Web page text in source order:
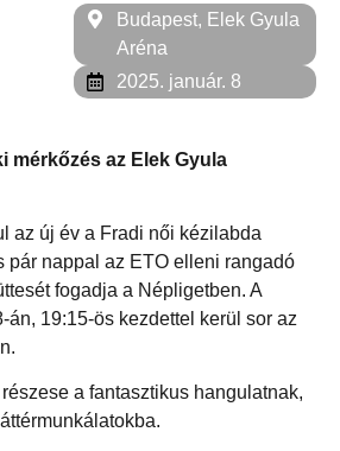
Budapest, Elek Gyula
Aréna
2025. január. 8
mérkőzés az Elek Gyula
az új év a Fradi női kézilabda
pár nappal az ETO elleni rangadó
fogadja a Népligetben. A
án, 19:15-ös kezdettel kerül sor az
a fantasztikus hangulatnak,